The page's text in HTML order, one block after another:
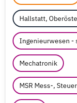
Hallstatt,
Ingenieurwesen -
Mechatronik
MSR Mess-,